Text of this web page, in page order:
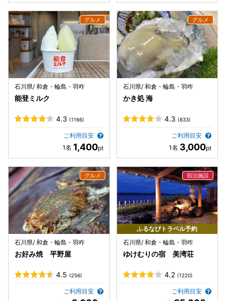
石川県/ 和倉・輪島・羽咋
能登ミルク
4.3 (1166)
ご利用目安
1,400
石川県/ 和倉・輪島・羽咋
かき処 海
4.3 (833)
ご利用目安
3,000
石川県/ 和倉・輪島・羽咋
お好み焼 平野屋
4.5 (256)
ご利用目安
ふるなびトラベル予約
石川県/ 和倉・輪島・羽咋
ゆけむりの宿 美湾荘
4.2 (1220)
ご利用目安